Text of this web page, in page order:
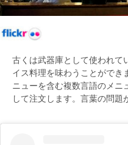
古くは武器庫として使われて
イス料理を味わうことができ
ニューを含む複数言語のメニ
して注文します。言葉の問題